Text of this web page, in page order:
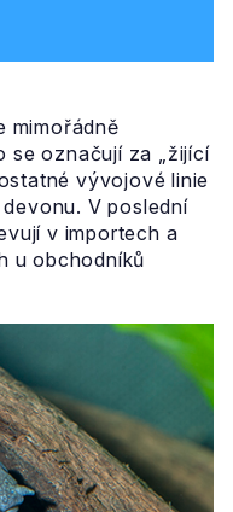
mimořádně
se označují za „žijící
vývojové linie
V poslední
v importech a
u obchodníků